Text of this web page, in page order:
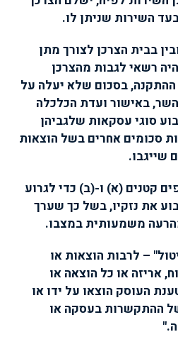
השירות שניתן לו.
בבית הצרכן לצורך מתן
רשאי לגבות מהצרכן
בסכום שלא יעלה על
השר, באישור ועדת הכלכלה
סוגי עסקאות שלגביהן
סכומים אחרים בשל הוצאות
שייגבו.
קטנים (א) ו-(ב) כדי לגרוע
את נזקיו, בשל כך שערך
משמעותית במצבו.
– לרבות הוצאות או
אריזה או כל הוצאה או
העוסק הוצאו על ידו או
ההתקשרות בעסקה או
.
"